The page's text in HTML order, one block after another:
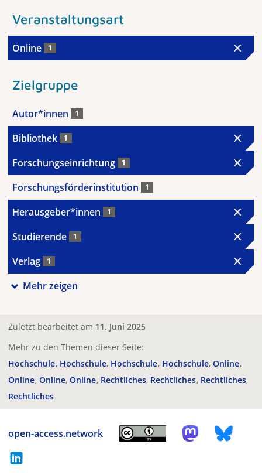
Veranstaltungsart
Online 1
Zielgruppe
Autor*innen 1
Bibliothek 1
Forschungseinrichtung 1
Forschungsförderinstitution 1
Herausgeber*innen 1
Studierende 1
Verlag 1
Mehr zeigen
Zuletzt bearbeitet am 11. Juni 2025
Mehr zu den Themen dieser Seite:
Hochschule Hochschule Hochschule Hochschule Online
Online Online Online Rechtliches Rechtliches Rechtliches
Rechtliches
open-access.network